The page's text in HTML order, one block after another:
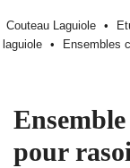
Couteau Laguiole
laguiole
Ensembles
pour